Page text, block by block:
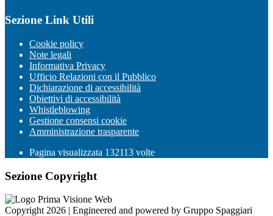
Sezione Link Utili
Cookie policy
Note legali
Informativa Privacy
Ufficio Relazioni con il Pubblico
Dichiarazione di accessibilità
Obiettivi di accessibilità
Whistleblowing
Gestione consensi cookie
Amministrazione trasparente
Pagina visualizzata 132113 volte
Sezione Copyright
Copyright 2026 | Engineered and powered by Gruppo Spaggiari